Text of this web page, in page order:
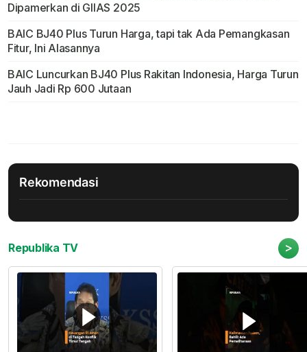
Dipamerkan di GIIAS 2025
BAIC BJ40 Plus Turun Harga, tapi tak Ada Pemangkasan
Fitur, Ini Alasannya
BAIC Luncurkan BJ40 Plus Rakitan Indonesia, Harga Turun
Jauh Jadi Rp 600 Jutaan
Rekomendasi
Republika TV >